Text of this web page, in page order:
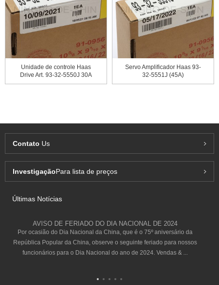
Unidade de controle Haas
Drive Art. 93-32-5550J 30A
Servo Amplificador Haas 93-
32-5551J (45A)
Contato Us
InvestigaçãoPara lista de preços
Últimas Notícias
AVISO DE FERIADO DO DIA NACIONAL DE 2024
Por ocasião do Dia Nacional da China, que é o 75º aniversário da
República Popular da China, observe o seguinte feriado para nossos
funcionários para o Dia Nacional do ano de 2024. Vendas & ...